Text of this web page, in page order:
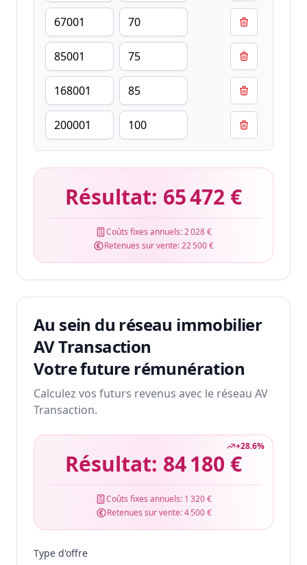
Résultat: 65 472 €
Coûts fixes annuels:2 028 €
Retenues sur vente:22 500 €
Au sein du réseau immobilier
AV Transaction
Votre future rémunération
Calculez vos futurs revenus avec le réseau AV
Transaction.
+28.6%
Résultat: 84 180 €
Coûts fixes annuels: 1 320 €
Retenues sur vente:4 500 €
Type d'offre